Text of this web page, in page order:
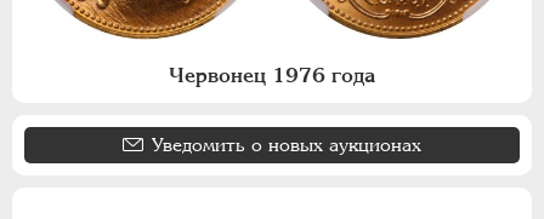
Червонец 1976 года
Уведомить о новых аукционах